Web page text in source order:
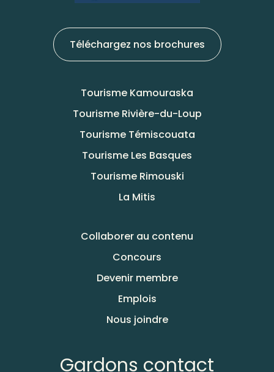
Téléchargez nos brochures
Tourisme Kamouraska
Tourisme Rivière-du-Loup
Tourisme Témiscouata
Tourisme Les Basques
Tourisme Rimouski
La Mitis
Collaborer au contenu
Concours
Devenir membre
Emplois
Nous joindre
Gardons contact